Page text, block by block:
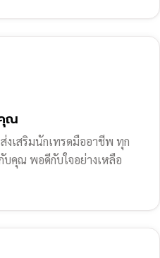
ณ
เสริมนักเทรดมืออาชีพ ทุก
คุณ พอดีกับใจอย่างเหลือ